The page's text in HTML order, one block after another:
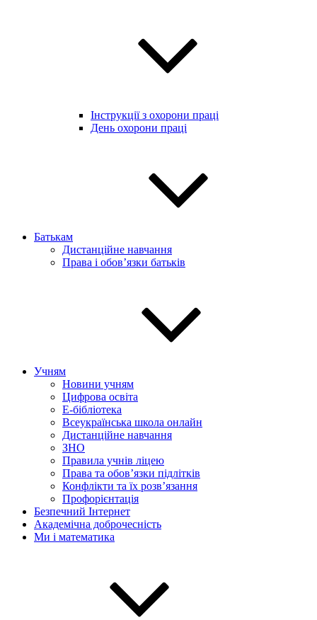
Інструкції з охорони праці
День охорони праці
Батькам
Дистанційне навчання
Права і обов’язки батьків
Учням
Новини учням
Цифрова освіта
E-бібліотека
Всеукраїнська школа онлайн
Дистанційне навчання
ЗНО
Правила учнів ліцею
Права та обов’язки підлітків
Конфлікти та їх розв’язання
Профорієнтація
Безпечний Інтернет
Академічна доброчесність
Ми і математика